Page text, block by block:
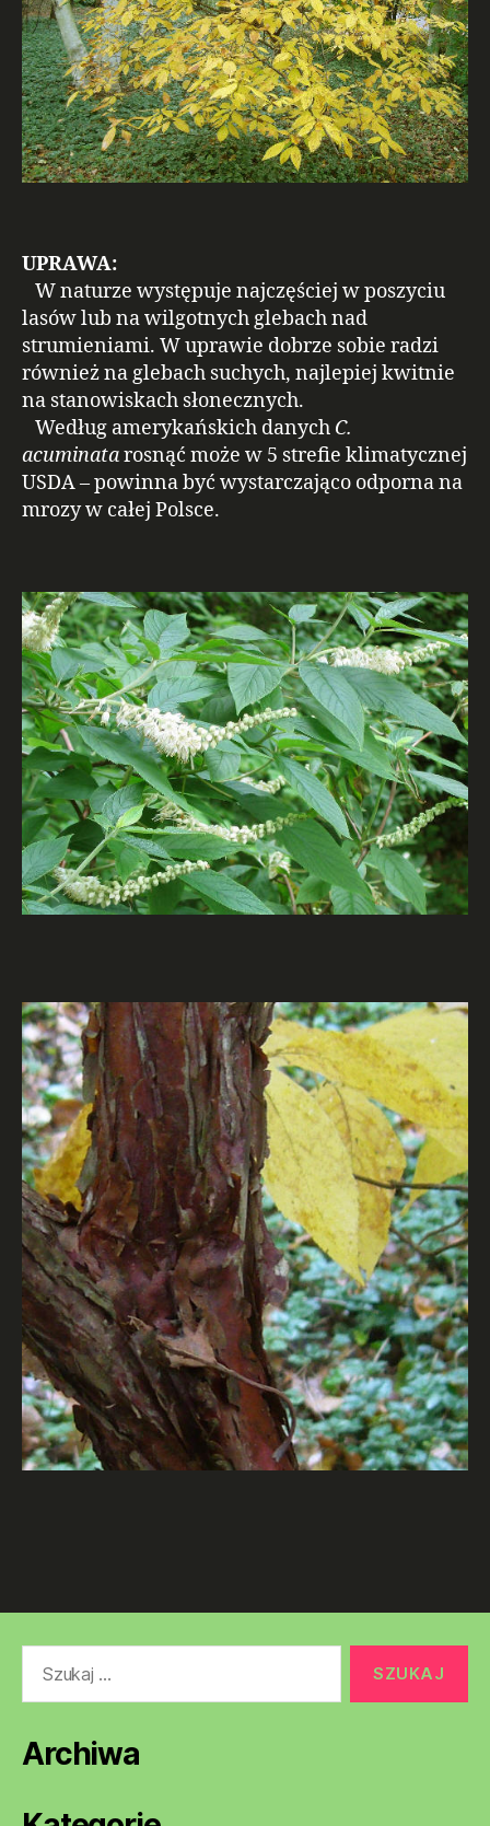
UPRAWA:
W naturze występuje najczęściej w poszyciu
lasów lub na wilgotnych glebach nad
strumieniami. W uprawie dobrze sobie radzi
również na glebach suchych, najlepiej kwitnie
na stanowiskach słonecznych.
Według amerykańskich danych C.
acuminatarosnąć może w 5 strefie klimatycznej
USDA – powinna być wystarczająco odporna na
mrozy w całej Polsce.
Archiwa